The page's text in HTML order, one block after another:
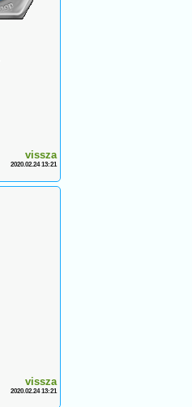
vissza
2020.02.24 13:21
vissza
2020.02.24 13:21